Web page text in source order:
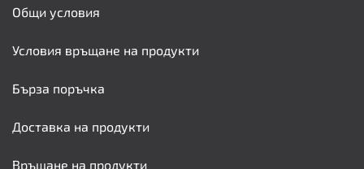
Общи условия
Условия връщане на продукти
Бърза поръчка
Доставка на продукти
Връщане на продукти